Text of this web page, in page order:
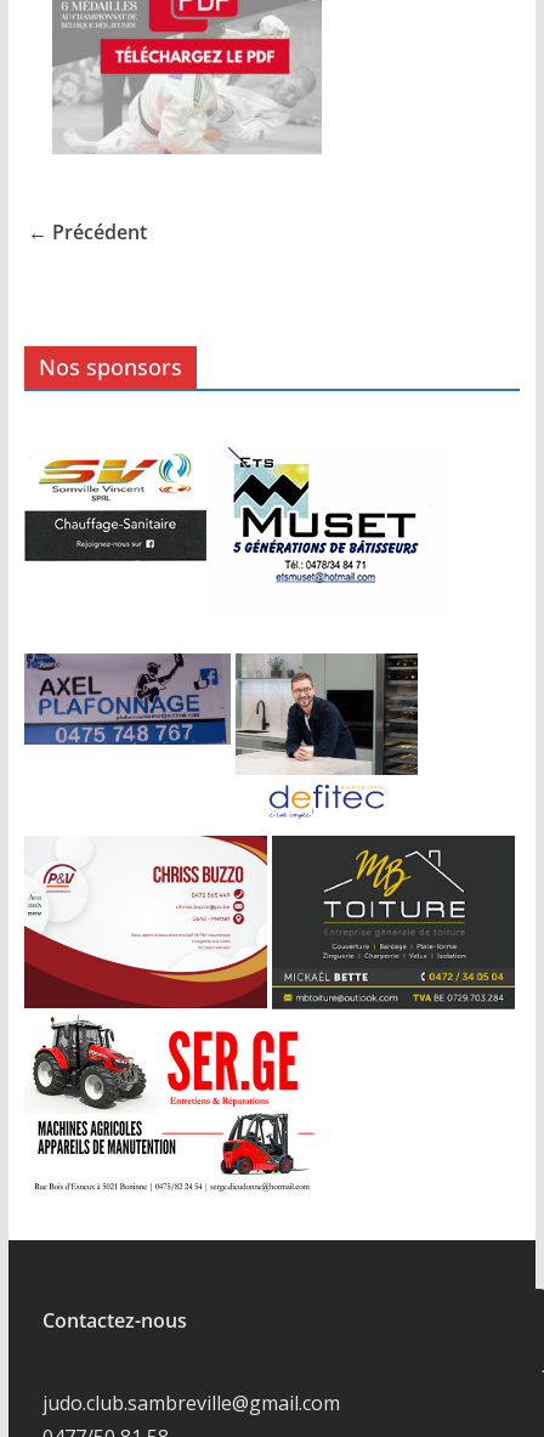
← Précédent
Nos sponsors
Contactez-nous
judo.club.sambreville@gmail.com